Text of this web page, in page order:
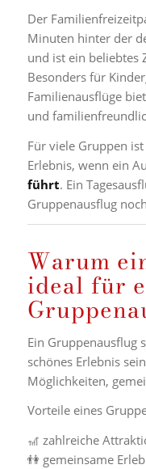
Der
Minuten hinter der
und ist ein beliebtes
Besonders für
Familienausflüge
und
Für viele Gruppen
Erlebnis, wenn ein
führt. Ein
Gruppenausflug
Warum
ideal für
Ein Gruppenausflug
schönes Erlebnis
Möglichkeiten,
Vorteile eines
🎢 zahlreiche
👫 gemeinsame